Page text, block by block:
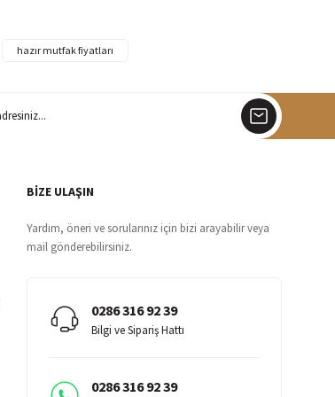
hazır mutfak fiyatları
BİZE ULAŞIN
Yardım, öneri ve sorularınız için bizi arayabilir veya
mail gönderebilirsiniz.
0286 316 92 39
Bilgi ve Sipariş Hattı
0286 316 92 39